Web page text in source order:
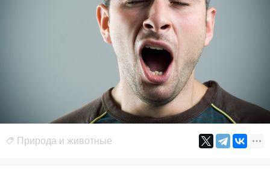
Природа и животные